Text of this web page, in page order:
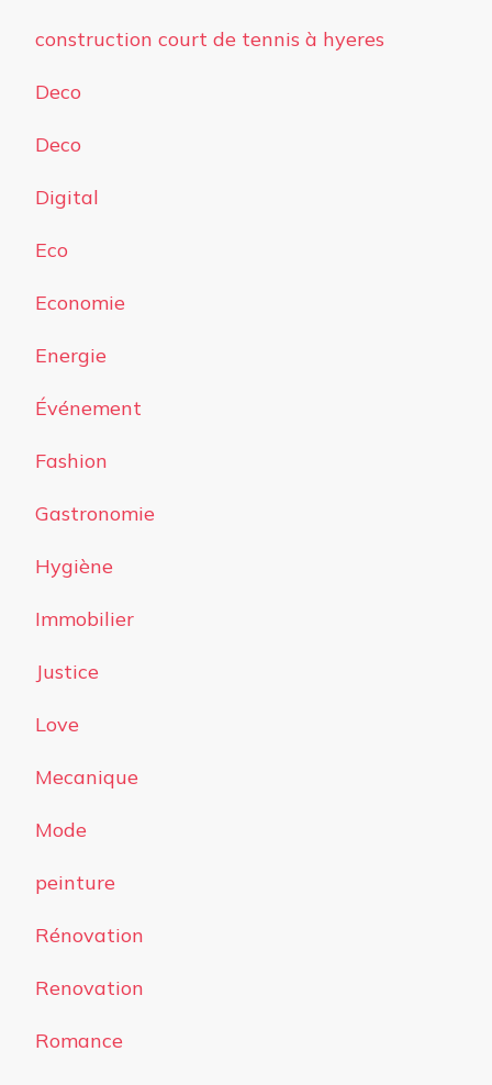
construction court de tennis à hyeres
Deco
Deco
Digital
Eco
Economie
Energie
Événement
Fashion
Gastronomie
Hygiène
Immobilier
Justice
Love
Mecanique
Mode
peinture
Rénovation
Renovation
Romance